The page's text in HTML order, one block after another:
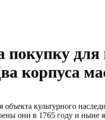
для
корпуса
культурного
они в 1765 году и ныне